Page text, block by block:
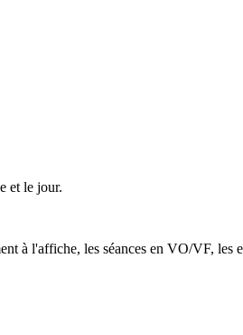
et le jour.
à l'affiche, les séances en VO/VF, les